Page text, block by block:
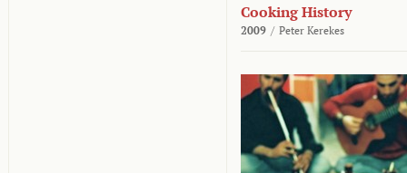
Cooking History
2009 / Peter Kerekes